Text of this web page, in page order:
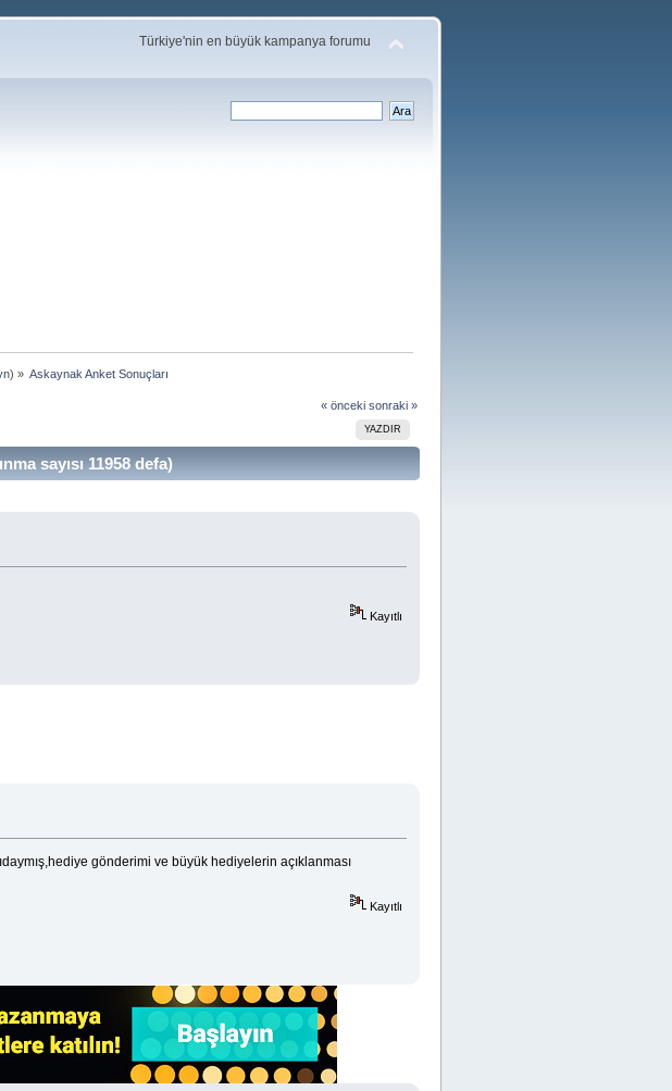
Türkiye'nin en büyük kampanya forumu
) » Askaynak Anket Sonuçları
« önceki sonraki »
YAZDIR
sayısı 11958 defa)
Kayıtlı
gönderimi ve büyük hediyelerin açıklanması
Kayıtlı